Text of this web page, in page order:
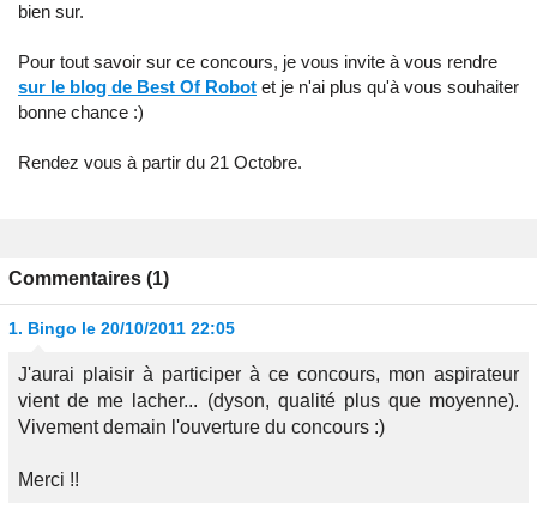
bien sur.
Pour tout savoir sur ce concours, je vous invite à vous rendre
sur le blog de Best Of Robot et je n'ai plus qu'à vous souhaiter
bonne chance :)
Rendez vous à partir du 21 Octobre.
Commentaires (1)
1. Bingo le 20/10/2011 22:05
J'aurai plaisir à participer à ce concours, mon aspirateur
vient de me lacher... (dyson, qualité plus que moyenne).
Vivement demain l'ouverture du concours :)
Merci !!